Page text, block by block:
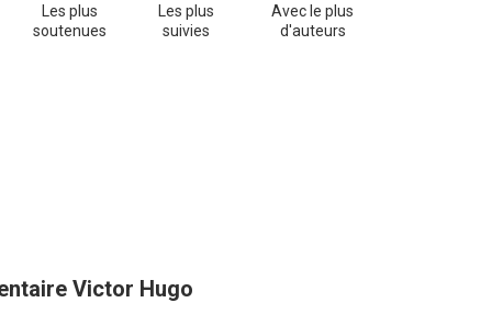
Les plus
soutenues
Les plus
suivies
Avec le plus
d'auteurs
Victor Hugo